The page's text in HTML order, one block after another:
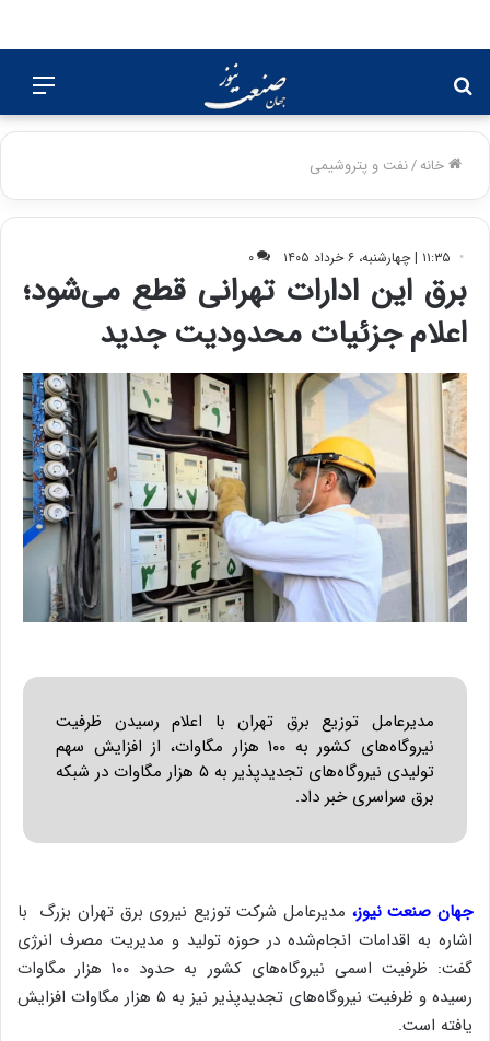
برای
خانه/نفت و پتروشیمی
۱۱:۳۵ | چهارشنبه، ۶ خرداد ۱۴۰۵ ۰
برق این ادارات تهرانی قطع می‌شود؛
اعلام جزئیات محدودیت جدید
مدیرعامل توزیع برق تهران با اعلام رسیدن ظرفیت
نیروگاه‌های کشور به ۱۰۰ هزار مگاوات، از افزایش سهم
تولیدی نیروگاه‌های تجدیدپذیر به ۵ هزار مگاوات در شبکه
برق سراسری خبر داد.
جهان صنعت نیوز، مدیرعامل شرکت توزیع نیروی برق تهران بزرگ با
اشاره به اقدامات انجام‌شده در حوزه تولید و مدیریت مصرف انرژی
گفت: ظرفیت اسمی نیروگاه‌های کشور به حدود ۱۰۰ هزار مگاوات
رسیده و ظرفیت نیروگاه‌های تجدیدپذیر نیز به ۵ هزار مگاوات افزایش
یافته است.